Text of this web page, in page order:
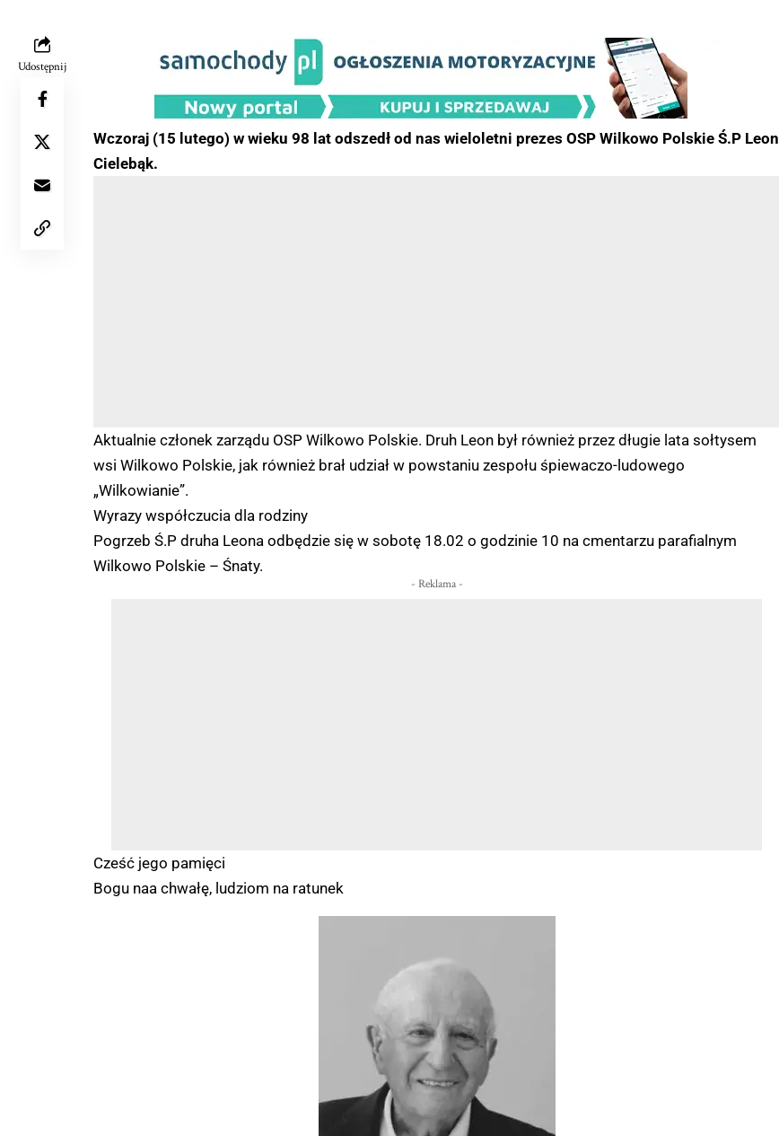
Udostępnij
Wczoraj (15 lutego) w wieku 98 lat odszedł od nas wieloletni prezes OSP Wilkowo Polskie Ś.P Leon
Cielebąk.
Aktualnie członek zarządu OSP Wilkowo Polskie. Druh Leon był również przez długie lata sołtysem
wsi Wilkowo Polskie, jak również brał udział w powstaniu zespołu śpiewaczo-ludowego
„Wilkowianie”.
Wyrazy współczucia dla rodziny
Pogrzeb Ś.P druha Leona odbędzie się w sobotę 18.02 o godzinie 10 na cmentarzu parafialnym
Wilkowo Polskie – Śnaty.
- Reklama -
Cześć jego pamięci
Bogu naa chwałę, ludziom na ratunek